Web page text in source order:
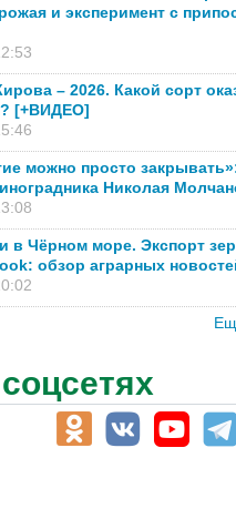
и эксперимент с
– 2026. Какой сорт
[+ВИДЕО]
можно просто
Николая
в Чёрном море. Экспорт
обзор аграрных